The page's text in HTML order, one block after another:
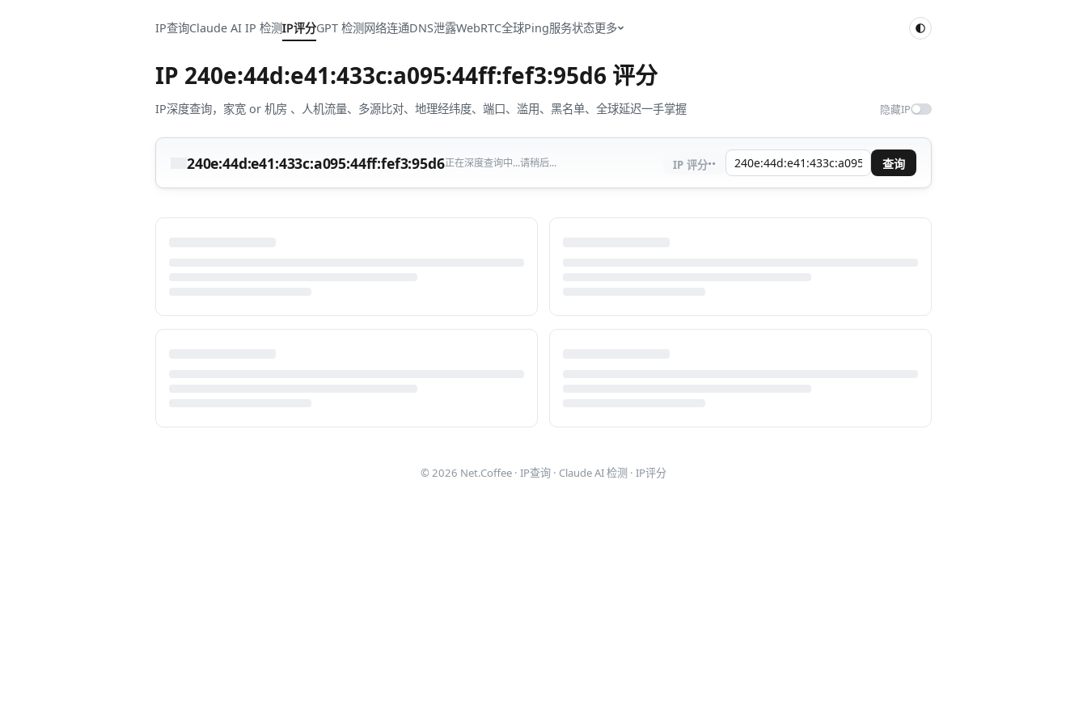
IP查询Claude AI IP 检测IP评分GPT 检测网络连通DNS泄露WebRTC全球Ping服务状态更多
IP 240e:44d:e41:433c:a095:44ff:fef3:95d6 评分
IP深度查询，家宽 or 机房 、人机流量、多源比对、地理经纬度、端口、滥用、黑名单、全球延迟一手掌握 隐藏IP
240e:44d:e41:433c:a095:44ff:fef3:95d6正在深度查询中...请稍后... IP 评分·· 查询
© 2026 Net.Coffee · IP查询 · Claude AI 检测 · IP评分